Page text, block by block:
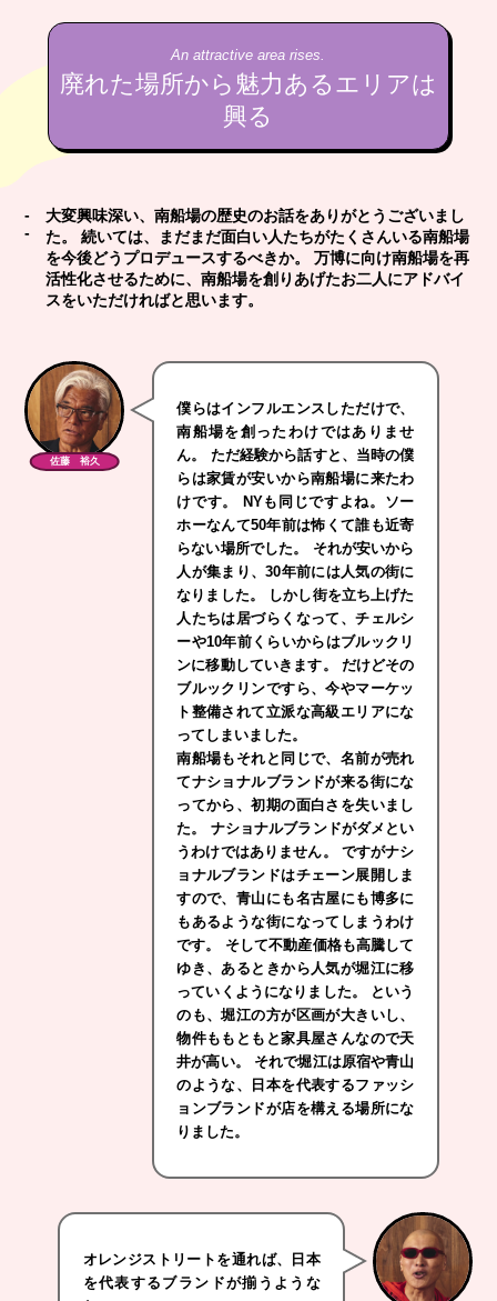
An attractive area rises.
廃れた場所から魅力あるエリアは
興る
大変興味深い、南船場の歴史のお話をありがとうございまし
た。 続いては、まだまだ面白い人たちがたくさんいる南船場
を今後どうプロデュースするべきか。 万博に向け南船場を再
活性化させるために、南船場を創りあげたお二人にアドバイ
スをいただければと思います。
佐藤 裕久
僕らはインフルエンスしただけで、
南船場を創ったわけではありませ
ん。 ただ経験から話すと、当時の僕
らは家賃が安いから南船場に来たわ
けです。 NYも同じですよね。ソー
ホーなんて50年前は怖くて誰も近寄
らない場所でした。 それが安いから
人が集まり、30年前には人気の街に
なりました。 しかし街を立ち上げた
人たちは居づらくなって、チェルシ
ーや10年前くらいからはブルックリ
ンに移動していきます。 だけどその
ブルックリンですら、今やマーケッ
ト整備されて立派な高級エリアにな
ってしまいました。
南船場もそれと同じで、名前が売れ
てナショナルブランドが来る街にな
ってから、初期の面白さを失いまし
た。 ナショナルブランドがダメとい
うわけではありません。 ですがナシ
ョナルブランドはチェーン展開しま
すので、青山にも名古屋にも博多に
もあるような街になってしまうわけ
です。 そして不動産価格も高騰して
ゆき、あるときから人気が堀江に移
っていくようになりました。 という
のも、堀江の方が区画が大きいし、
物件ももともと家具屋さんなので天
井が高い。 それで堀江は原宿や青山
のような、日本を代表するファッシ
ョンブランドが店を構える場所にな
りました。
オレンジストリートを通れば、日本
を代表するブランドが揃うような